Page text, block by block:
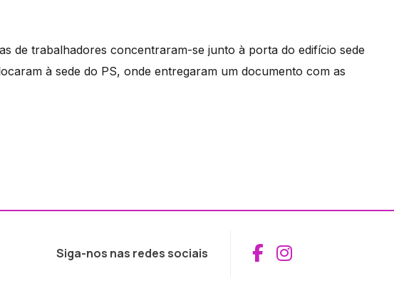
de trabalhadores concentraram-se junto à porta do edifício sede
à sede do PS, onde entregaram um documento com as
Siga-nos nas redes sociais Aceder ao
Aceder ao